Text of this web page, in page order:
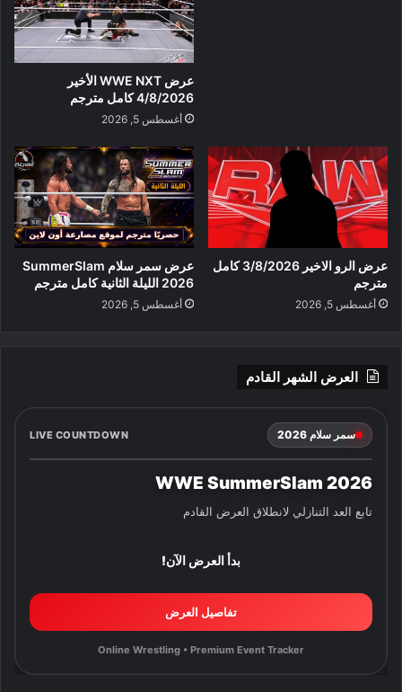
عرض WWE NXT الأخير
4/8/2026 كامل مترجم
أغسطس 5, 2026
عرض الرو الاخير 3/8/2026 كامل
مترجم
أغسطس 5, 2026
عرض سمر سلام SummerSlam
2026 الليلة الثانية كامل مترجم
أغسطس 5, 2026
العرض الشهر القادم
سمر سلام 2026 LIVE COUNTDOWN
WWE SummerSlam 2026
تابع العد التنازلي لانطلاق العرض القادم
بدأ العرض الآن!
تفاصيل العرض
Online Wrestling • Premium Event Tracker